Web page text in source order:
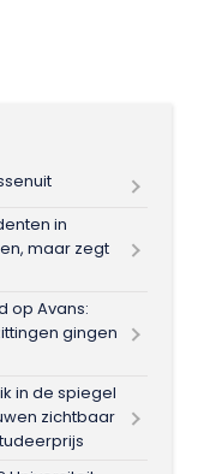
in
maar zegt
op Avans:
gingen
in de spiegel
zichtbaar